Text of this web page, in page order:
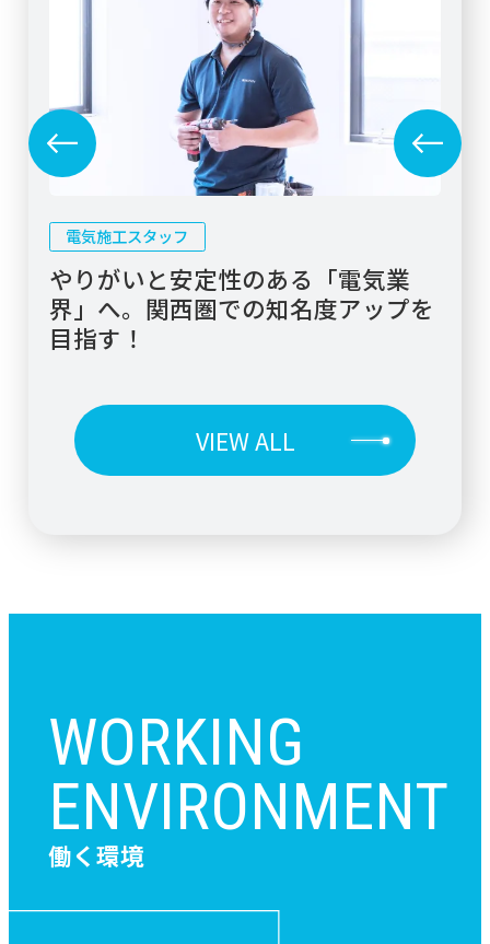
電気施工スタッフ
やりがいと安定性のある「電気業
界」へ。関西圏での知名度アップを
目指す！
VIEW ALL
WORKING
ENVIRONMENT
働く環境